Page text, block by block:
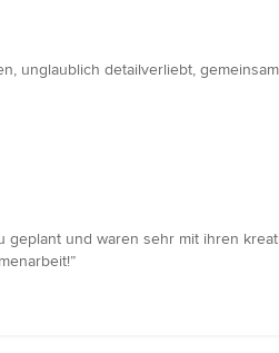
unglaublich detailverliebt,
und waren sehr mit ihren